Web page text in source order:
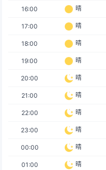
16:00 晴
17:00 晴
18:00 晴
19:00 晴
20:00 晴
21:00 晴
22:00 晴
23:00 晴
00:00 晴
01:00 晴